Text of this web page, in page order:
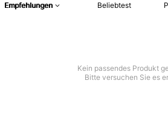
Empfehlungen Beliebtest
Kein passendes Produkt
Bitte versuchen Sie es